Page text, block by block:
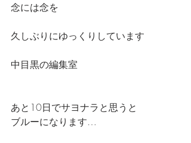
念には念を
久しぶりにゆっくりしています
中目黒の編集室
あと10日でサヨナラと思うと
ブルーになります…